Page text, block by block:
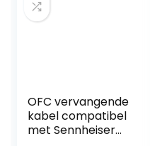
OFC vervangende
kabel compatibel
met Sennheiser